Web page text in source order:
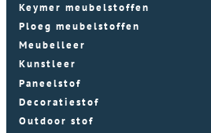
Keymer meubelstoffen
Ploeg meubelstoffen
Meubelleer
Kunstleer
Paneelstof
Decoratiestof
Outdoor stof